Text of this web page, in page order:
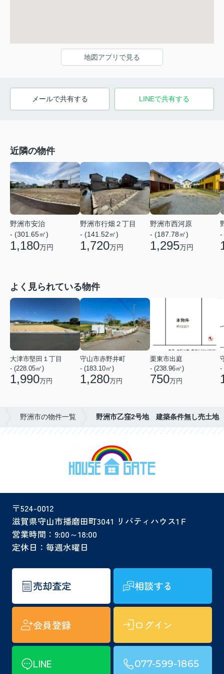
地図アプリで見る
メールで共有する LINEで共有する
近隣の物件
野洲市安治
- (301.65㎡)
1,180万円
野洲市行畑２丁目
- (141.52㎡)
1,720万円
野洲市西河原
- (187.78㎡)
1,295万円
-
よく見られている物件
大津市堅田１丁目
- (228.05㎡)
1,990万円
守山市赤野井町
- (183.10㎡)
1,280万円
栗東市出庭
- (238.96㎡)
750万円
-
野洲市の物件一覧 野洲市乙窪2号地 建築条件無し売土地
〒524-0012
滋賀県守山市播磨田町3041 リバティハウス1Ｆ
営業時間：9:00～18:00
定休日：毎週水曜日
売却査定 相談する
会員登録 ログイン
LINE 077-599-1865